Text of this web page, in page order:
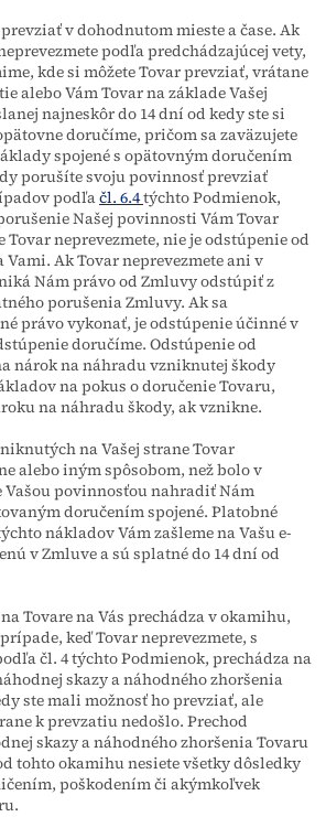
v dohodnutom mieste a čase. Ak
podľa predchádzajúcej vety,
kde si môžete Tovar prevziať, vrátane
alebo Vám Tovar na základe Vašej
najneskôr do 14 dní od kedy ste si
doručíme, pričom sa zaväzujete
spojené s opätovným doručením
porušíte svoju povinnosť prevziať
podľačl. 6.4týchto Podmienok,
Našej povinnosti Vám Tovar
Tovar neprevezmete, nie je odstúpenie od
Ak Tovar neprevezmete ani v
Nám právo od Zmluvy odstúpiť z
porušenia Zmluvy. Ak sa
právo vykonať, je odstúpenie účinné v
doručíme. Odstúpenie od
nárok na náhradu vzniknutej škody
na pokus o doručenie Tovaru,
na náhradu škody, ak vznikne.
na Vašej strane Tovar
alebo iným spôsobom, než bolo v
Vašou povinnosťou nahradiť Nám
doručením spojené. Platobné
nákladov Vám zašleme na Vašu e-
v Zmluve a sú splatné do 14 dní od
Tovare na Vás prechádza v okamihu,
keď Tovar neprevezmete, s
čl. 4týchto Podmienok, prechádza na
skazy a náhodného zhoršenia
ste mali možnosť ho prevziať, ale
k prevzatiu nedošlo. Prechod
skazy a náhodného zhoršenia Tovaru
tohto okamihu nesiete všetky dôsledky
poškodením či akýmkoľvek